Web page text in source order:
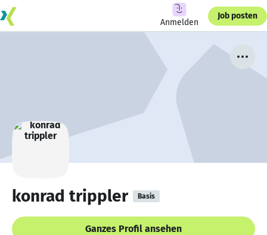
Anmelden
Job posten
konrad trippler Basis
Ganzes Profil ansehen